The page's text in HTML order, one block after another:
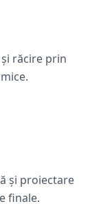
răcire prin
și proiectare
finale.